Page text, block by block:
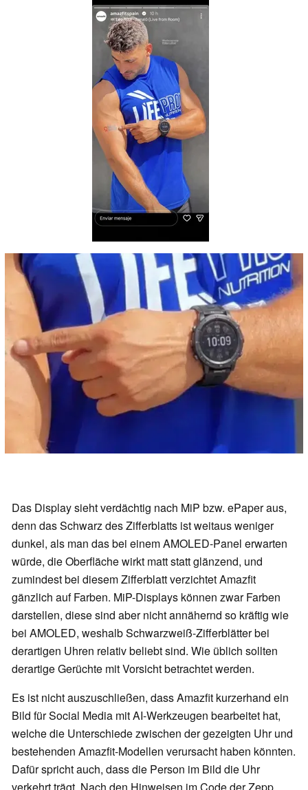
Das Display sieht verdächtig nach MiP bzw. ePaper aus,
denn das Schwarz des Zifferblatts ist weitaus weniger
dunkel, als man das bei einem AMOLED-Panel erwarten
würde, die Oberfläche wirkt matt statt glänzend, und
zumindest bei diesem Zifferblatt verzichtet Amazfit
gänzlich auf Farben. MiP-Displays können zwar Farben
darstellen, diese sind aber nicht annähernd so kräftig wie
bei AMOLED, weshalb Schwarzweiß-Zifferblätter bei
derartigen Uhren relativ beliebt sind. Wie üblich sollten
derartige Gerüchte mit Vorsicht betrachtet werden.
Es ist nicht auszuschließen, dass Amazfit kurzerhand ein
Bild für Social Media mit AI-Werkzeugen bearbeitet hat,
welche die Unterschiede zwischen der gezeigten Uhr und
bestehenden Amazfit-Modellen verursacht haben könnten.
Dafür spricht auch, dass die Person im Bild die Uhr